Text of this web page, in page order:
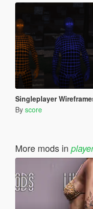
Singleplayer
By score
More mods in